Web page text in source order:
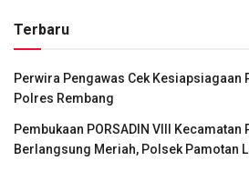
Terbaru
Perwira Pengawas Cek Kesiapsiagaan
Polres Rembang
Pembukaan PORSADIN VIII Kecamatan
Berlangsung Meriah, Polsek Pamotan